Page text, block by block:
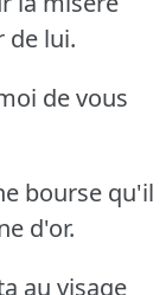
de lui.
de vous
bourse qu'il
d'or.
au visage